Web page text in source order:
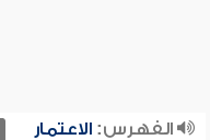
الفهرس:الاعتمار